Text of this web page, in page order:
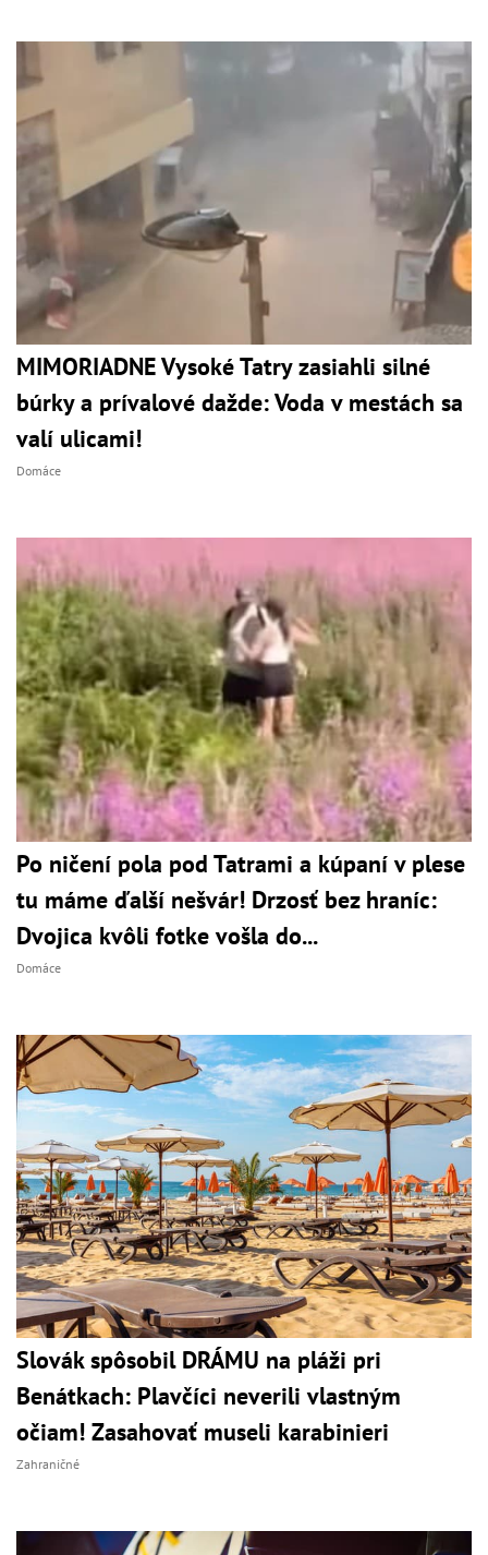
MIMORIADNE Vysoké Tatry zasiahli silné
búrky a prívalové dažde: Voda v mestách sa
valí ulicami!
Domáce
Po ničení pola pod Tatrami a kúpaní v plese
tu máme ďalší nešvár! Drzosť bez hraníc:
Dvojica kvôli fotke vošla do...
Domáce
Slovák spôsobil DRÁMU na pláži pri
Benátkach: Plavčíci neverili vlastným
očiam! Zasahovať museli karabinieri
Zahraničné